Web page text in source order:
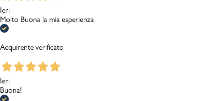
Ieri
Molto Buona la mia esperienza
Acquirente verificato
Ieri
Buona!